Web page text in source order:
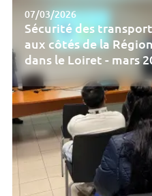
07/03/2026
Sécurité des
aux côtés de la
dans le Loiret - mars